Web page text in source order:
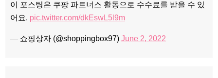
이 포스팅은 쿠팡 파트너스 활동으로 수수료를 받을 수 있
어요. pic.twitter.com/dkEswL5l9m
— 쇼핑상자 (@shoppingbox97) June 2, 2022